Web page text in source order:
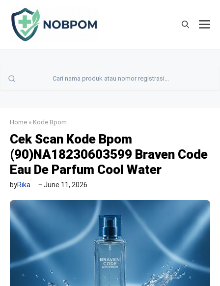
content
Home » Kode Bpom
Cek Scan Kode Bpom
(90)NA18230603599 Braven Code
Eau De Parfum Cool Water
byRika June 11, 2026